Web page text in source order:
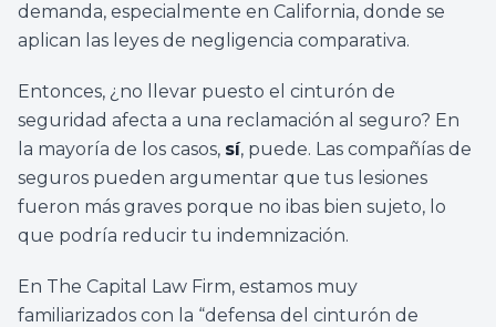
demanda, especialmente en California, donde se
aplican las leyes de negligencia comparativa.
Entonces, ¿no llevar puesto el cinturón de
seguridad afecta a una reclamación al seguro? En
la mayoría de los casos, sí, puede. Las compañías de
seguros pueden argumentar que tus lesiones
fueron más graves porque no ibas bien sujeto, lo
que podría reducir tu indemnización.
En The Capital Law Firm, estamos muy
familiarizados con la “defensa del cinturón de